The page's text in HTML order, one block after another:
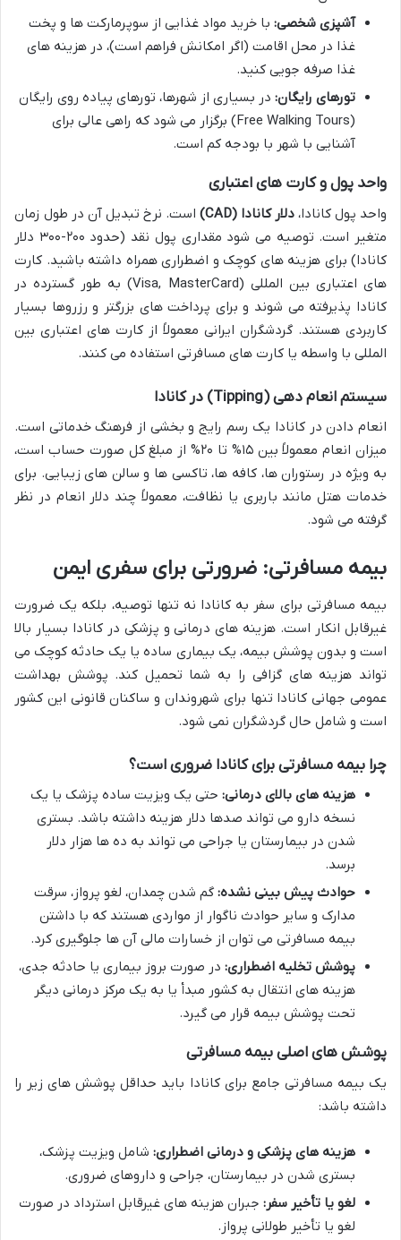
آشپزی شخصی: با خرید مواد غذایی از سوپرمارکت ها و پخت
غذا در محل اقامت (اگر امکانش فراهم است)، در هزینه های
غذا صرفه جویی کنید.
تورهای رایگان: در بسیاری از شهرها، تورهای پیاده روی رایگان
(Free Walking Tours) برگزار می شود که راهی عالی برای
آشنایی با شهر با بودجه کم است.
واحد پول و کارت های اعتباری
واحد پول کانادا، دلار کانادا (CAD)
است. نرخ تبدیل آن در طول زمان
متغیر است. توصیه می شود مقداری پول نقد (حدود ۲۰۰-۳۰۰ دلار
کانادا) برای هزینه های کوچک و اضطراری همراه داشته باشید. کارت
های اعتباری بین المللی (Visa, MasterCard) به طور گسترده در
کانادا پذیرفته می شوند و برای پرداخت های بزرگتر و رزروها بسیار
کاربردی هستند. گردشگران ایرانی معمولاً از کارت های اعتباری بین
المللی با واسطه یا کارت های مسافرتی استفاده می کنند.
سیستم انعام دهی (Tipping) در کانادا
انعام دادن در کانادا یک رسم رایج و بخشی از فرهنگ خدماتی است.
میزان انعام معمولاً بین ۱۵% تا ۲۰% از مبلغ کل صورت حساب است،
به ویژه در رستوران ها، کافه ها، تاکسی ها و سالن های زیبایی. برای
خدمات هتل مانند باربری یا نظافت، معمولاً چند دلار انعام در نظر
گرفته می شود.
بیمه مسافرتی: ضرورتی برای سفری ایمن
بیمه مسافرتی برای سفر به کانادا نه تنها توصیه، بلکه یک ضرورت
غیرقابل انکار است. هزینه های درمانی و پزشکی در کانادا بسیار بالا
است و بدون پوشش بیمه، یک بیماری ساده یا یک حادثه کوچک می
تواند هزینه های گزافی را به شما تحمیل کند. پوشش بهداشت
عمومی جهانی کانادا تنها برای شهروندان و ساکنان قانونی این کشور
است و شامل حال گردشگران نمی شود.
چرا بیمه مسافرتی برای کانادا ضروری است؟
هزینه های بالای درمانی: حتی یک ویزیت ساده پزشک یا یک
نسخه دارو می تواند صدها دلار هزینه داشته باشد. بستری
شدن در بیمارستان یا جراحی می تواند به ده ها هزار دلار
برسد.
حوادث پیش بینی نشده: گم شدن چمدان، لغو پرواز، سرقت
مدارک و سایر حوادث ناگوار از مواردی هستند که با داشتن
بیمه مسافرتی می توان از خسارات مالی آن ها جلوگیری کرد.
پوشش تخلیه اضطراری: در صورت بروز بیماری یا حادثه جدی،
هزینه های انتقال به کشور مبدأ یا به یک مرکز درمانی دیگر
تحت پوشش بیمه قرار می گیرد.
پوشش های اصلی بیمه مسافرتی
یک بیمه مسافرتی جامع برای کانادا باید حداقل پوشش های زیر را
داشته باشد:
هزینه های پزشکی و درمانی اضطراری: شامل ویزیت پزشک،
بستری شدن در بیمارستان، جراحی و داروهای ضروری.
لغو یا تأخیر سفر: جبران هزینه های غیرقابل استرداد در صورت
لغو یا تأخیر طولانی پرواز.